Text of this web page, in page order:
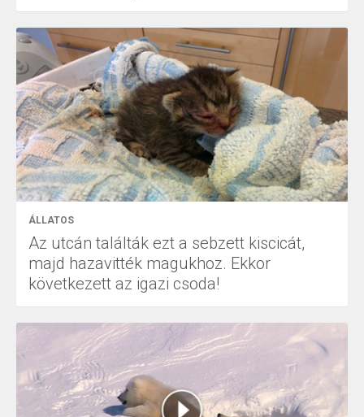
ÁLLATOS
Az utcán találták ezt a sebzett kiscicát,
majd hazavitték magukhoz. Ekkor
következett az igazi csoda!